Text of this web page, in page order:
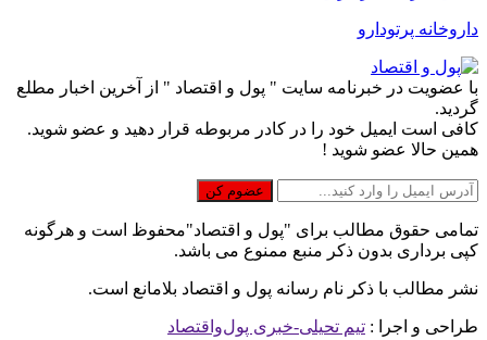
داروخانه پرتودارو
با عضویت در خبرنامه سایت " پول و اقتصاد " از آخرین اخبار مطلع
گردید.
کافی است ایمیل خود را در کادر مربوطه قرار دهید و عضو شوید.
همین حالا عضو شوید !
تمامی حقوق مطالب برای "پول و اقتصاد"محفوظ است و هرگونه
کپی برداری بدون ذکر منبع ممنوع می باشد.
نشر مطالب با ذکر نام رسانه پول و اقتصاد بلامانع است.
طراحی و اجرا : تیم تحیلی-خبری پول‌واقتصاد